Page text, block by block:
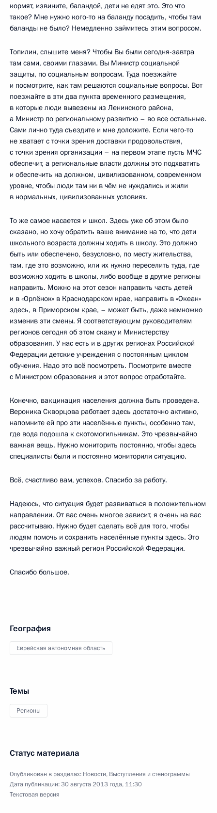
кормят, извините, баландой, дети не едят это. Это что
такое? Мне нужно кого‑то на баланду посадить, чтобы там
баланды не было? Немедленно займитесь этим вопросом.
Топилин, слышите меня? Чтобы Вы были сегодня-завтра
там сами, своими глазами. Вы Министр социальной
защиты, по социальным вопросам. Туда поезжайте
и посмотрите, как там решаются социальные вопросы. Вот
поезжайте в эти два пункта временного размещения,
в которые люди вывезены из Ленинского района,
а Министр по региональному развитию – во все остальные.
Сами лично туда съездите и мне доложите. Если чего‑то
не хватает с точки зрения доставки продовольствия,
с точки зрения организации – на первом этапе пусть МЧС
обеспечит, а региональные власти должны это подхватить
и обеспечить на должном, цивилизованном, современном
уровне, чтобы люди там ни в чём не нуждались и жили
в нормальных, цивилизованных условиях.
То же самое касается и школ. Здесь уже об этом было
сказано, но хочу обратить ваше внимание на то, что дети
школьного возраста должны ходить в школу. Это должно
быть или обеспечено, безусловно, по месту жительства,
там, где это возможно, или их нужно переселить туда, где
возможно ходить в школы, либо вообще в другие регионы
направить. Можно на этот сезон направить часть детей
и в «Орлёнок» в Краснодарском крае, направить в «Океан»
здесь, в Приморском крае, – может быть, даже немножко
изменив эти смены. Я соответствующим руководителям
регионов сегодня об этом скажу и Министерству
образования. У нас есть и в других регионах Российской
Федерации детские учреждения с постоянным циклом
обучения. Надо это всё посмотреть. Посмотрите вместе
с Министром образования и этот вопрос отработайте.
Конечно, вакцинация населения должна быть проведена.
Вероника Скворцова работает здесь достаточно активно,
напомните ей про эти населённые пункты, особенно там,
где вода подошла к скотомогильникам. Это чрезвычайно
важная вещь. Нужно мониторить постоянно, чтобы здесь
специалисты были и постоянно мониторили ситуацию.
Всё, счастливо вам, успехов. Спасибо за работу.
Надеюсь, что ситуация будет развиваться в положительном
направлении. От вас очень многое зависит, я очень на вас
рассчитываю. Нужно будет сделать всё для того, чтобы
людям помочь и сохранить населённые пункты здесь. Это
чрезвычайно важный регион Российской Федерации.
Спасибо большое.
География
Еврейская автономная область
Темы
Регионы
Статус материала
Опубликован в разделах: Новости, Выступления и стенограммы
Дата публикации:30 августа 2013 года, 11:30
Текстовая версия